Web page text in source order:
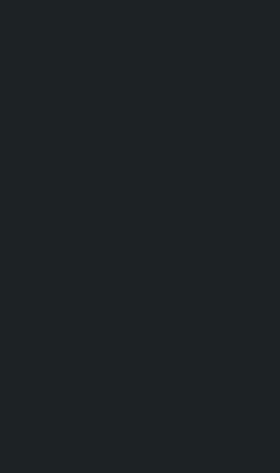
काठमाडौं ।
आजको
भएकोमा आज ३